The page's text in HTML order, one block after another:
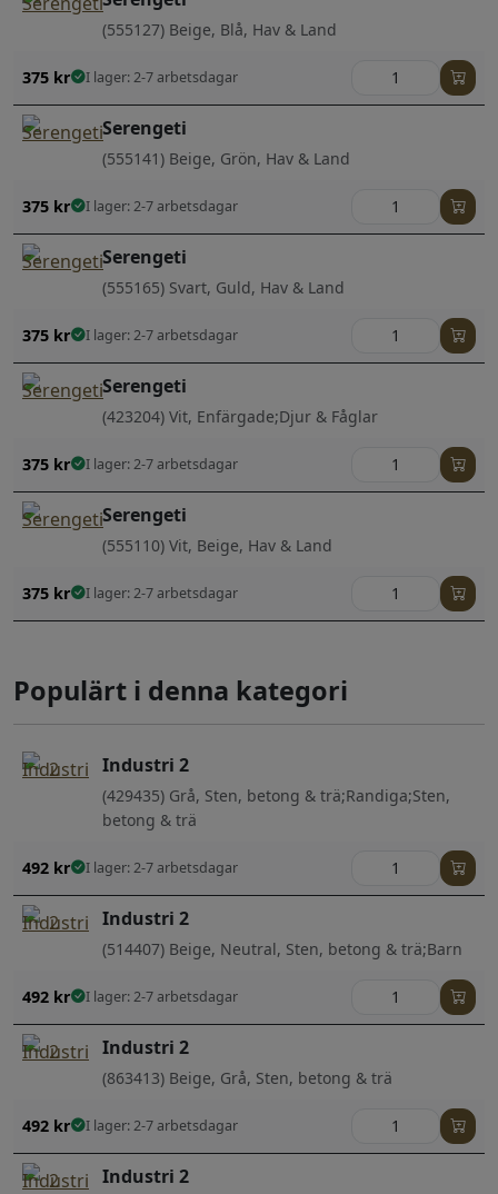
(555127) Beige, Blå, Hav & Land
375 kr I lager: 2-7 arbetsdagar
Serengeti
(555141) Beige, Grön, Hav & Land
375 kr I lager: 2-7 arbetsdagar
Serengeti
(555165) Svart, Guld, Hav & Land
375 kr I lager: 2-7 arbetsdagar
Serengeti
(423204) Vit, Enfärgade;Djur & Fåglar
375 kr I lager: 2-7 arbetsdagar
Serengeti
(555110) Vit, Beige, Hav & Land
375 kr I lager: 2-7 arbetsdagar
Populärt i denna kategori
Industri 2
(429435) Grå, Sten, betong & trä;Randiga;Sten,
betong & trä
492 kr I lager: 2-7 arbetsdagar
Industri 2
(514407) Beige, Neutral, Sten, betong & trä;Barn
492 kr I lager: 2-7 arbetsdagar
Industri 2
(863413) Beige, Grå, Sten, betong & trä
492 kr I lager: 2-7 arbetsdagar
Industri 2